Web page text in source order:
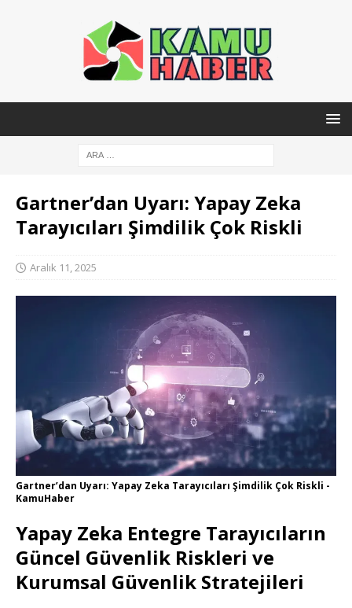
Gartner’dan Uyarı: Yapay Zeka
Tarayıcıları Şimdilik Çok Riskli
Aralık 11, 2025
Gartner’dan Uyarı: Yapay Zeka Tarayıcıları Şimdilik Çok Riskli -
KamuHaber
Yapay Zeka Entegre Tarayıcıların
Güncel Güvenlik Riskleri ve
Kurumsal Güvenlik Stratejileri